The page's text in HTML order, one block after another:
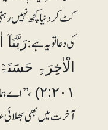
کٹ کر دنیا کچھ نہیں
کی دعا تو یہ ہے:رَبَّنَآ
۲:۲۰۱) ،’’اے
آخرت میں بھی بھلائی